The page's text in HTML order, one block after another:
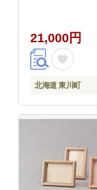
21,000円
北海道 東川町